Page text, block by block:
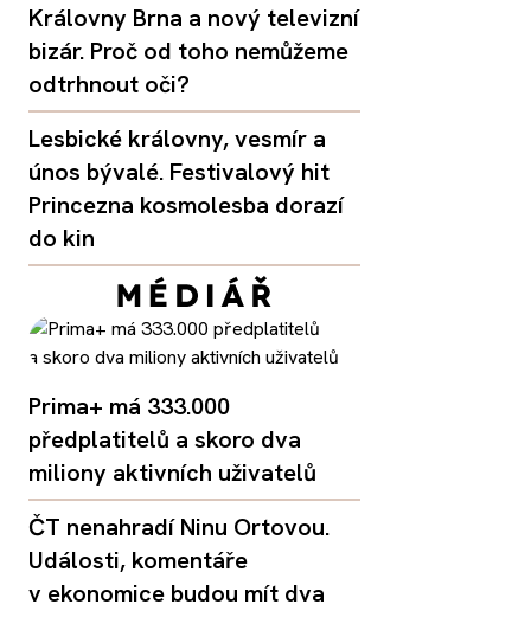
Královny Brna a nový televizní
bizár. Proč od toho nemůžeme
odtrhnout oči?
Lesbické královny, vesmír a
únos bývalé. Festivalový hit
Princezna kosmolesba dorazí
do kin
Prima+ má 333.000
předplatitelů a skoro dva
miliony aktivních uživatelů
ČT nenahradí Ninu Ortovou.
Události, komentáře
v ekonomice budou mít dva